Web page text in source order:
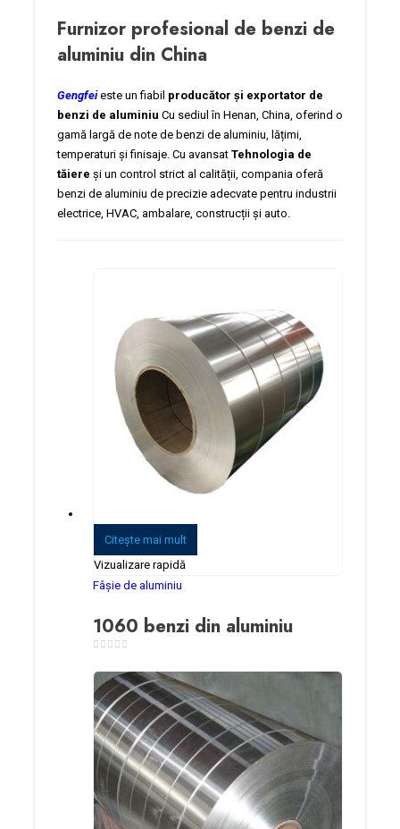
Furnizor profesional de benzi de
aluminiu din China
Gengfeieste un fiabil producător și exportator de
benzi de aluminiu Cu sediul în Henan, China, oferind o
gamă largă de note de benzi de aluminiu, lățimi,
temperaturi și finisaje. Cu avansat Tehnologia de
tăiere și un control strict al calității, compania oferă
benzi de aluminiu de precizie adecvate pentru industrii
electrice, HVAC, ambalare, construcții și auto.
Citeşte mai mult
Vizualizare rapidă
Fâșie de aluminiu
1060 benzi din aluminiu